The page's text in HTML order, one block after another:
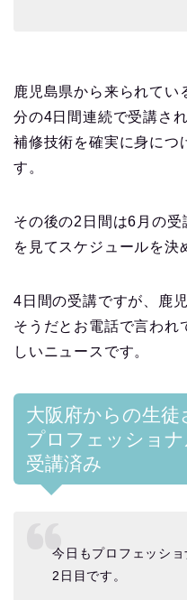
鹿児島県から来られてい
分の4日間連続で受講さ
補修技術を確実に身につ
す。
その後の2日間は6月の
を見てスケジュールを決
4日間の受講ですが、鹿
そうだとお電話で言われ
しいニュースです。
大阪府からの生徒
プロフェッショ
受講済み
今日もプロフェッシ
2日目です。